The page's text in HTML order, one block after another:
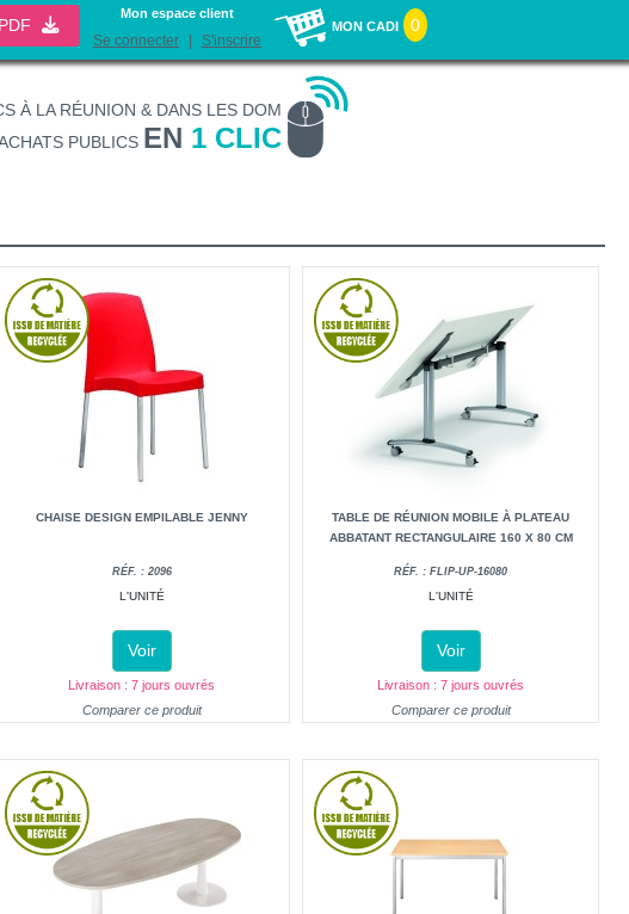
PDF
Mon espace client
Se connecter S'inscrire
MON CADI 0
À LA RÉUNION & DANS LES DOM
PUBLICS EN 1 CLIC
CHAISE DESIGN EMPILABLE JENNY
RÉF. : 2096
L'UNITÉ
Voir
Livraison : 7 jours ouvrés
Comparer ce produit
TABLE DE RÉUNION MOBILE À PLATEAU
ABBATANT RECTANGULAIRE 160 X 80 CM
RÉF. : FLIP-UP-16080
L'UNITÉ
Voir
Livraison : 7 jours ouvrés
Comparer ce produit